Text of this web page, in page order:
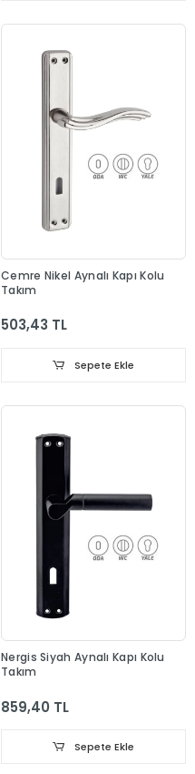
Cemre Nikel Aynalı Kapı Kolu
Takım
503,43 TL
Sepete Ekle
Nergis Siyah Aynalı Kapı Kolu
Takım
859,40 TL
Sepete Ekle